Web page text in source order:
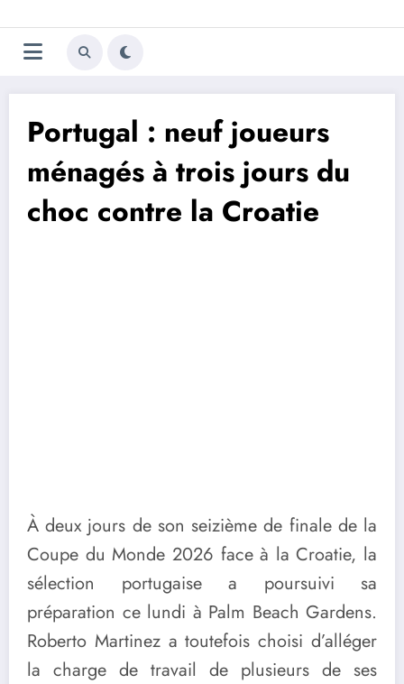
au
contenu
Trivela
L'actualité du football
Portugal : neuf joueurs
ménagés à trois jours du
choc contre la Croatie
À deux jours de son seizième de finale de la
Coupe du Monde 2026 face à la Croatie, la
sélection portugaise a poursuivi sa
préparation ce lundi à Palm Beach Gardens.
Roberto Martinez a toutefois choisi d’alléger
la charge de travail de plusieurs de ses